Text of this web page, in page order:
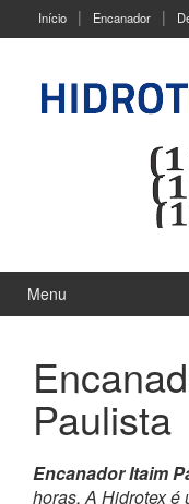
Início Encanador
Menu
Paulista
Encanador Itaim
horas. A Hidrotex é